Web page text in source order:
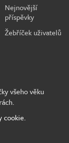
Nejnovější
příspěvky
Žebříček uživatelů
všeho věku
cookie.